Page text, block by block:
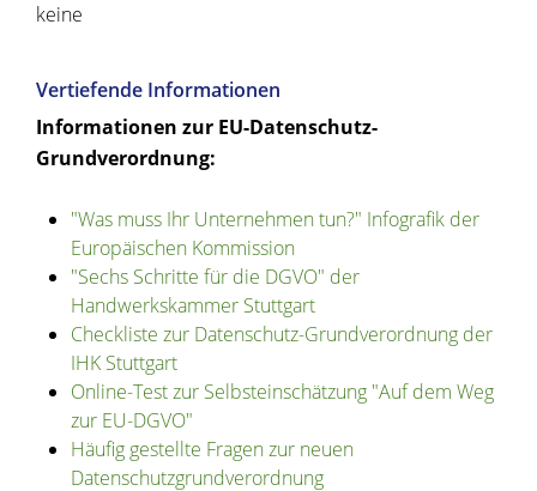
keine
Vertiefende Informationen
Informationen zur EU-Datenschutz-
Grundverordnung:
"Was muss Ihr Unternehmen tun?" Infografik der
Europäischen Kommission
"Sechs Schritte für die DGVO" der
Handwerkskammer Stuttgart
Checkliste zur Datenschutz-Grundverordnung der
IHK Stuttgart
Online-Test zur Selbsteinschätzung "Auf dem Weg
zur EU-DGVO"
Häufig gestellte Fragen zur neuen
Datenschutzgrundverordnung